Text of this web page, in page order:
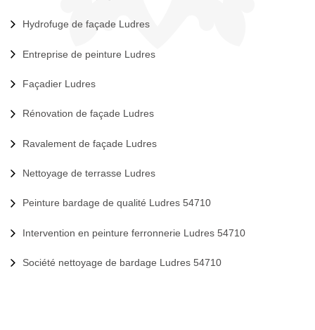
Hydrofuge de façade Ludres
Entreprise de peinture Ludres
Façadier Ludres
Rénovation de façade Ludres
Ravalement de façade Ludres
Nettoyage de terrasse Ludres
Peinture bardage de qualité Ludres 54710
Intervention en peinture ferronnerie Ludres 54710
Société nettoyage de bardage Ludres 54710